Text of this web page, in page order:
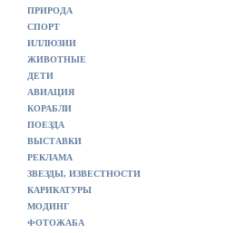
ПРИРОДА
СПОРТ
ИЛЛЮЗИИ
ЖИВОТНЫЕ
ДЕТИ
АВИАЦИЯ
КОРАБЛИ
ПОЕЗДА
ВЫСТАВКИ
РЕКЛАМА
ЗВЕЗДЫ, ИЗВЕСТНОСТИ
КАРИКАТУРЫ
МОДИНГ
ФОТОЖАБА